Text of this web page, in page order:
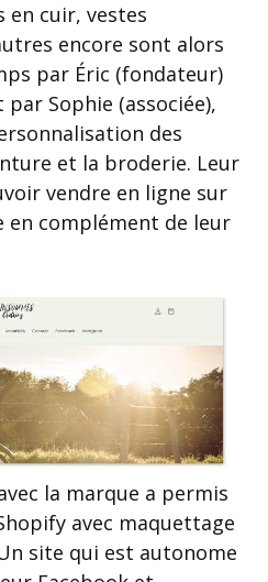
en cuir, vestes
encore sont alors
par Éric (fondateur)
Sophie (associée),
des
et la broderie. Leur
vendre en ligne sur
complément de leur
la marque a permis
avec maquettage
site qui est autonome